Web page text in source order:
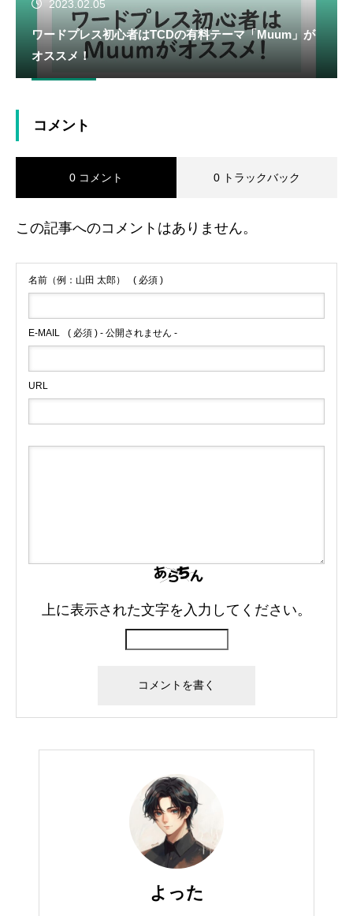
2023.02.05
ワードプレス初心者はTCDの有料テーマ「Muum」が
オススメ！
コメント
0 コメント 0 トラックバック
この記事へのコメントはありません。
名前（例：山田 太郎） ( 必須 )
E-MAIL ( 必須 ) - 公開されません -
URL
上に表示された文字を入力してください。
よった